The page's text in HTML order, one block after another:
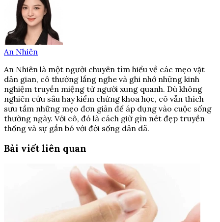
An Nhiên
An Nhiên là một người chuyên tìm hiểu về các mẹo vặt
dân gian, cô thường lắng nghe và ghi nhớ những kinh
nghiệm truyền miệng từ người xung quanh. Dù không
nghiên cứu sâu hay kiểm chứng khoa học, cô vẫn thích
sưu tầm những mẹo đơn giản để áp dụng vào cuộc sống
thường ngày. Với cô, đó là cách giữ gìn nét đẹp truyền
thống và sự gắn bó với đời sống dân dã.
Bài viết liên quan